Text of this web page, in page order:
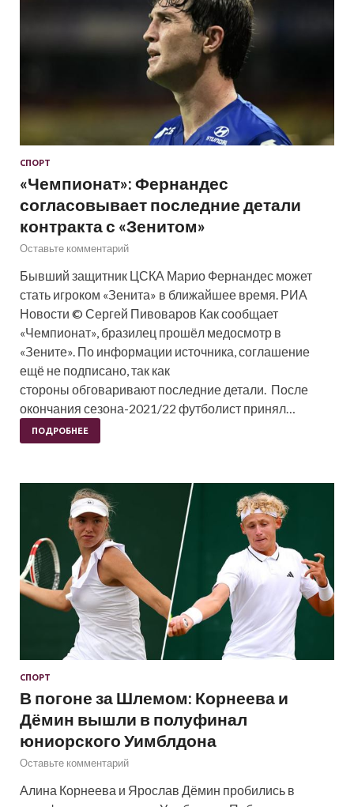
СПОРТ
«Чемпионат»: Фернандес
согласовывает последние детали
контракта с «Зенитом»
Оставьте комментарий
Бывший защитник ЦСКА Марио Фернандес может
стать игроком «Зенита» в ближайшее время. РИА
Новости © Сергей Пивоваров Как сообщает
«Чемпионат», бразилец прошёл медосмотр в
«Зените». По информации источника, соглашение
ещё не подписано, так как
стороны обговаривают последние детали. После
окончания сезона-2021/22 футболист принял…
ПОДРОБНЕЕ
СПОРТ
В погоне за Шлемом: Корнеева и
Дёмин вышли в полуфинал
юниорского Уимблдона
Оставьте комментарий
Алина Корнеева и Ярослав Дёмин пробились в